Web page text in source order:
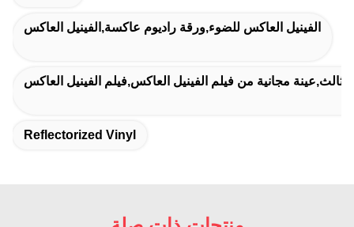
الفينيل العاكس للضوء,ورقة راديوم عاكسة,الفينيل العاكس
Reflectorized Vinyl